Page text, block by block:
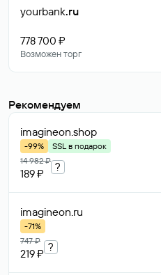
yourbank.ru
778 700 ₽
Возможен торг
Рекомендуем
imagineon.shop
-99%
SSL в подарок
14 982 ₽
189 ₽
?
imagineon.ru
-71%
747 ₽
219 ₽
?